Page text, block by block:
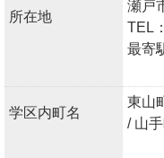
所在地
瀬戸
TEL
最寄
学区内町名
東山
/ 山